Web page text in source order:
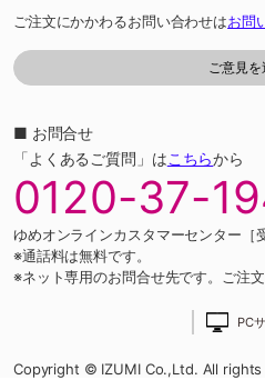
ご注文にかかわるお問い合わせはお問
■ お問合せ
「よくあるご質問」はこちらから
0120-37-
ゆめオンラインカスタマーセンター［
※通話料は無料です。
※ネット専用のお問合せ先です。ご注
PC
Copyright © IZUMI Co.,Ltd. All